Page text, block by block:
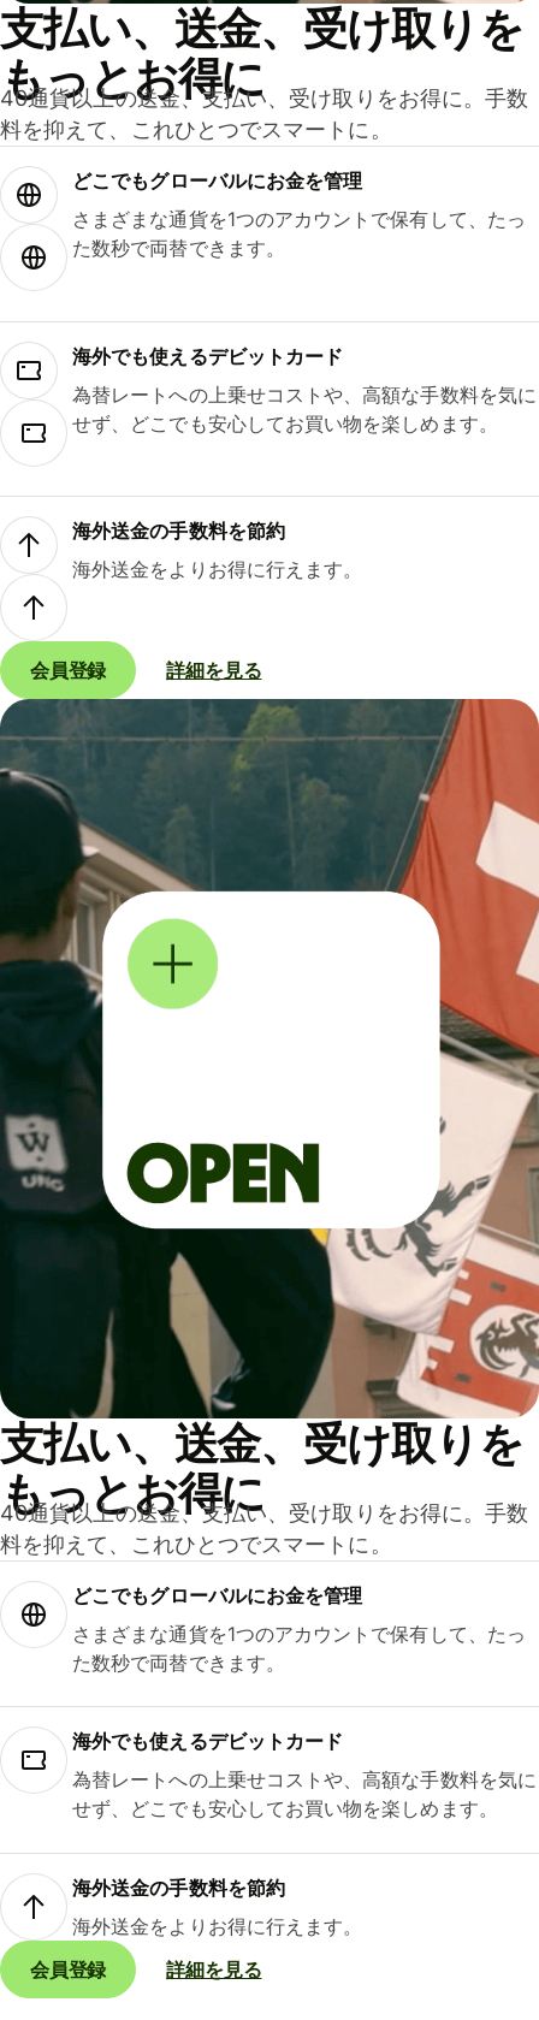
支払い、送金、受け取りを
もっとお得に
40通貨以上の送金、支払い、受け取りをお得に。手数
料を抑えて、これひとつでスマートに。
どこでもグ⁠ロ⁠ー⁠バ⁠ルにお金を管理
さまざまな通貨を1つのアカウントで保有して、たっ
た数秒で両替できます。
海外でも使えるデビットカード
為替レートへの上乗せコストや、高額な手数料を気に
せず、どこでも安心してお買い物を楽しめます。
海外送金の手数料を節約
海外送金をよりお得に行えます。
会員登録 詳細を見る
支払い、送金、受け取りを
もっとお得に
40通貨以上の送金、支払い、受け取りをお得に。手数
料を抑えて、これひとつでスマートに。
どこでもグ⁠ロ⁠ー⁠バ⁠ルにお金を管理
さまざまな通貨を1つのアカウントで保有して、たっ
た数秒で両替できます。
海外でも使えるデビットカード
為替レートへの上乗せコストや、高額な手数料を気に
せず、どこでも安心してお買い物を楽しめます。
海外送金の手数料を節約
海外送金をよりお得に行えます。
会員登録
詳細を見る